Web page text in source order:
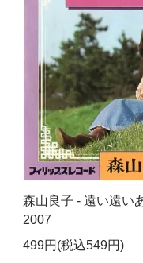
森山良子 - 遠い遠い
2007
499円(税込549円)